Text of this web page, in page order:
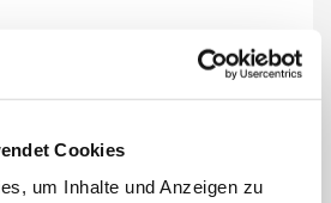
Cookies
um Inhalte und Anzeigen zu
hat davor
der geplanten
Vergütung für Bürgertests
Testzentren